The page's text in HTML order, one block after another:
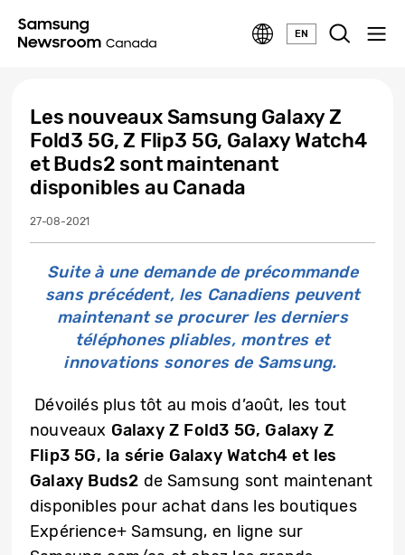
EN
Les nouveaux Samsung Galaxy Z
Fold3 5G, Z Flip3 5G, Galaxy Watch4
et Buds2 sont maintenant
disponibles au Canada
27-08-2021
Suite à une demande de précommande
sans précédent,les Canadiens peuvent
maintenant se procurer les derniers
téléphones pliables, montres et
innovations sonores de Samsung.
Dévoilés plus tôt au mois d’août, les tout
nouveaux Galaxy Z Fold3 5G, Galaxy Z
Flip3 5G, la série Galaxy Watch4 et les
Galaxy Buds2 de Samsung sont maintenant
disponibles pour achat dans les boutiques
Expérience+ Samsung, en ligne sur